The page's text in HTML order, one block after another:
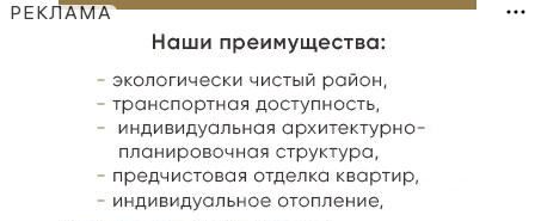
РЕКЛАМА